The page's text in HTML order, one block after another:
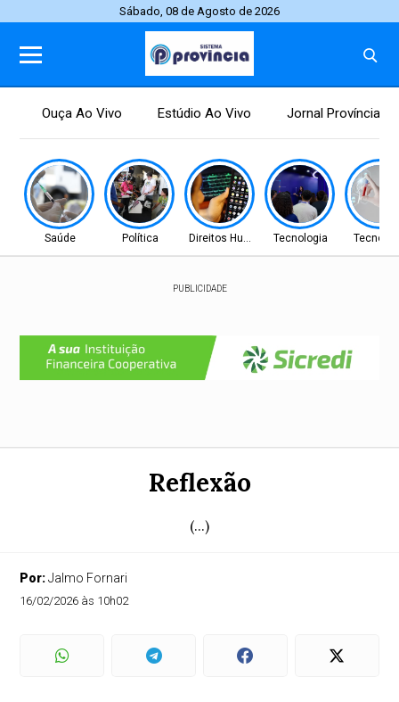
Sábado, 08 de Agosto de 2026
Ouça Ao Vivo Estúdio Ao Vivo Jornal Província
Saúde Política Direitos HumanosTecnologia
PUBLICIDADE
Reflexão
(...)
Por:Jalmo Fornari
16/02/2026 às 10h02